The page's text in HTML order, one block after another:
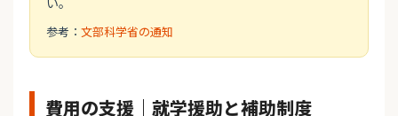
参考： 文部科学省の通知
費用の支援｜就学援助と補助制度